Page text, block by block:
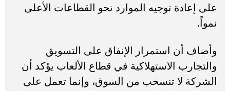
على إعادة توجيه الموارد نحو القطاعات الأعلى
نمواً.
وأضاف أن استمرار الإنفاق على التسويق
والتجارب الاستهلاكية في قطاع الألعاب يؤكد أن
الشركة لا تنسحب من السوق، وإنما تعمل على